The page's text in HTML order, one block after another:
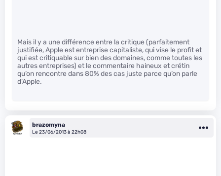
Mais il y a une différence entre la critique (parfaitement
justifiée, Apple est entreprise capitaliste, qui vise le profit et
qui est critiquable sur bien des domaines, comme toutes les
autres entreprises) et le commentaire haineux et crétin
qu’on rencontre dans 80% des cas juste parce qu’on parle
d’Apple.
brazomyna
Le 23/06/2013 à 22h08